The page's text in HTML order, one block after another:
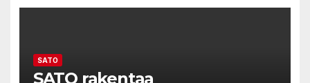
organisaatiotamme
paremmin asiakkaidemme
tarpeita
SATO
SATO rakentaa